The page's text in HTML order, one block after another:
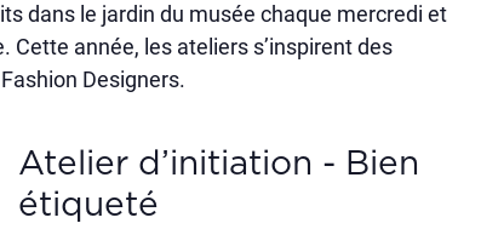
dans le jardin du musée chaque mercredi et
année, les ateliers s’inspirent des
Designers.
Atelier d’initiation - Bien
étiqueté